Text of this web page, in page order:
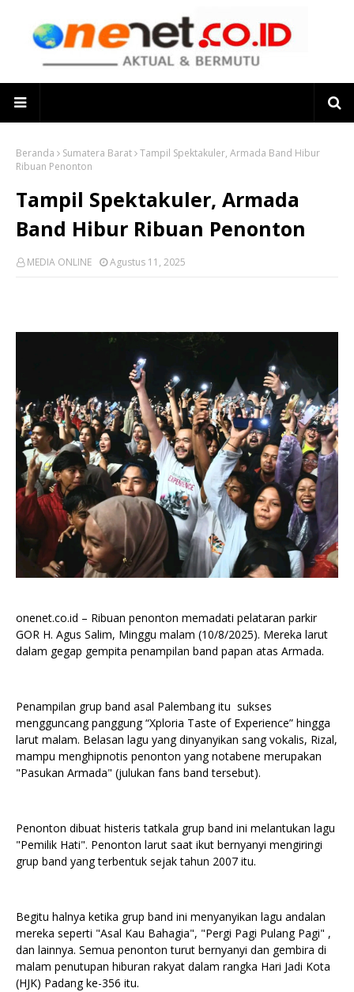
Beranda Sumatera Barat Tampil Spektakuler, Armada Band Hibur
Ribuan Penonton
Tampil Spektakuler, Armada
Band Hibur Ribuan Penonton
MEDIA ONLINE Agustus 11, 2025
onenet.co.id – Ribuan penonton memadati pelataran parkir
GOR H. Agus Salim, Minggu malam (10/8/2025). Mereka larut
dalam gegap gempita penampilan band papan atas Armada.
Penampilan grup band asal Palembang itu sukses
mengguncang panggung “Xploria Taste of Experience” hingga
larut malam. Belasan lagu yang dinyanyikan sang vokalis, Rizal,
mampu menghipnotis penonton yang notabene merupakan
"Pasukan Armada" (julukan fans band tersebut).
Penonton dibuat histeris tatkala grup band ini melantukan lagu
"Pemilik Hati". Penonton larut saat ikut bernyanyi mengiringi
grup band yang terbentuk sejak tahun 2007 itu.
Begitu halnya ketika grup band ini menyanyikan lagu andalan
mereka seperti "Asal Kau Bahagia", "Pergi Pagi Pulang Pagi" ,
dan lainnya. Semua penonton turut bernyanyi dan gembira di
malam penutupan hiburan rakyat dalam rangka Hari Jadi Kota
(HJK) Padang ke-356 itu.